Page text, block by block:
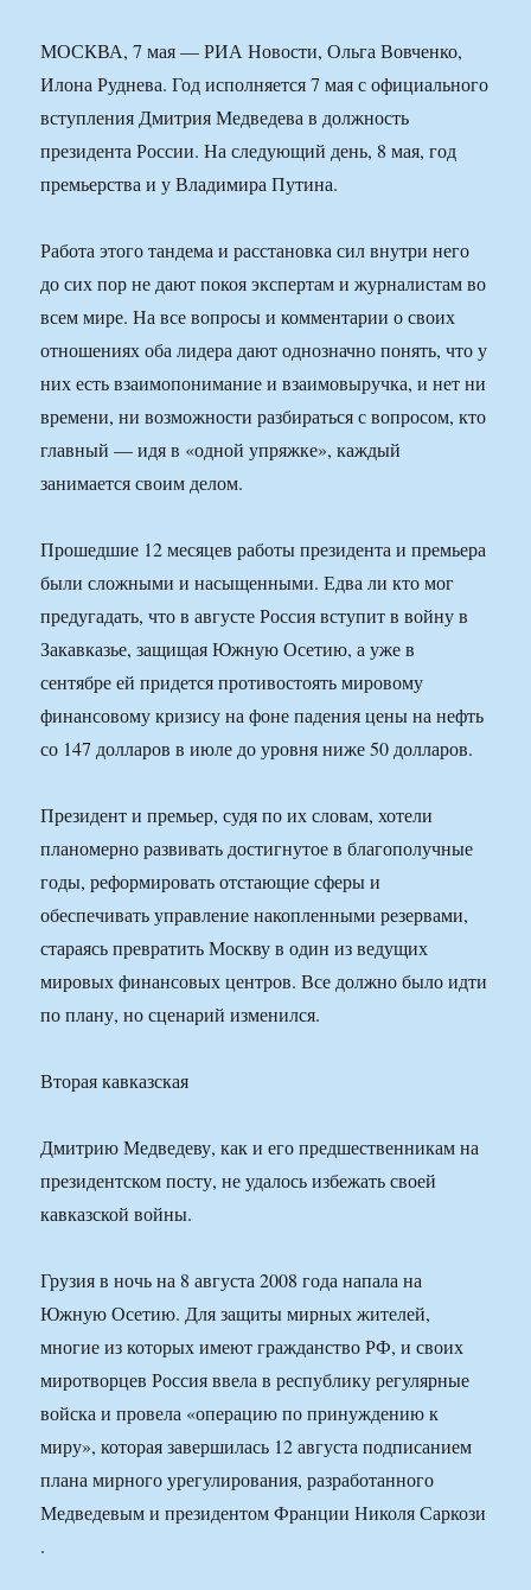
МОСКВА, 7 мая — РИА Новости, Ольга Вовченко,
Илона Руднева. Год исполняется 7 мая с официального
вступления Дмитрия Медведева в должность
президента России. На следующий день, 8 мая, год
премьерства и у Владимира Путина.
Работа этого тандема и расстановка сил внутри него
до сих пор не дают покоя экспертам и журналистам во
всем мире. На все вопросы и комментарии о своих
отношениях оба лидера дают однозначно понять, что у
них есть взаимопонимание и взаимовыручка, и нет ни
времени, ни возможности разбираться с вопросом, кто
главный — идя в «одной упряжке», каждый
занимается своим делом.
Прошедшие 12 месяцев работы президента и премьера
были сложными и насыщенными. Едва ли кто мог
предугадать, что в августе Россия вступит в войну в
Закавказье, защищая Южную Осетию, а уже в
сентябре ей придется противостоять мировому
финансовому кризису на фоне падения цены на нефть
со 147 долларов в июле до уровня ниже 50 долларов.
Президент и премьер, судя по их словам, хотели
планомерно развивать достигнутое в благополучные
годы, реформировать отстающие сферы и
обеспечивать управление накопленными резервами,
стараясь превратить Москву в один из ведущих
мировых финансовых центров. Все должно было идти
по плану, но сценарий изменился.
Вторая кавказская
Дмитрию Медведеву, как и его предшественникам на
президентском посту, не удалось избежать своей
кавказской войны.
Грузия в ночь на 8 августа 2008 года напала на
Южную Осетию. Для защиты мирных жителей,
многие из которых имеют гражданство РФ, и своих
миротворцев Россия ввела в республику регулярные
войска и провела «операцию по принуждению к
миру», которая завершилась 12 августа подписанием
плана мирного урегулирования, разработанного
Медведевым и президентом Франции Николя Саркози
.